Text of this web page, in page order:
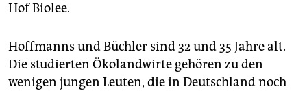
Hof Biolee.
Hoffmanns und Büchler sind 32 und 35 Jahre alt.
Die studierten Ökolandwirte gehören zu den
wenigen jungen Leuten, die in Deutschland noch